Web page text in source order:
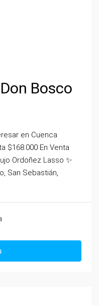
Bosco
en Cuenca
$168.000 En Venta
Ordoñez Lasso ✨
San Sebastián,